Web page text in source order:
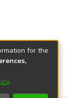
for the
.